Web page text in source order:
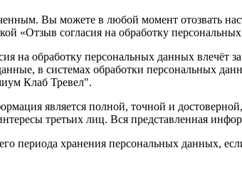
Вы можете в любой момент отозвать
«Отзыв согласия на обработку
на обработку персональных данных влечёт
в системах обработки персональных
Клаб Тревел".
является полной, точной и
третьих лиц. Вся представленная
периода хранения персональных данных,